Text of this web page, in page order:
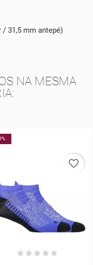
/ 31,5 mm antepé)
NA MESMA
favorite_border